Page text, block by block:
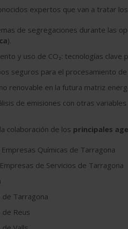
expertos que van a tratar
de segregaciones durante las
).
y uso de CO₂: tecnologías clave
seguros para el procesamiento
renovable en la futura matriz
de emisiones con otras
colaboración de los principales
Químicas de Tarragona
de Servicios de Tarragona
de Tarragona
de Reus